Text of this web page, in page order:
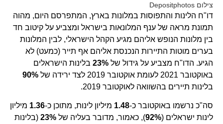
צילום Depositphotos
דו"ח הלינות והתפוסות במלונות בארץ, המתפרסם היום, מהוה
תמונת מראה של ענף המלונאות בישראל ומצביע על קיטוב חד
בין מלונות הנופש אליהם מגיע הקהל הישראלי, לבין המלונות
בערים מוטות התיירות הנכנסת אליהם אף תייר (כמעט) לא
הגיע. הדו"ח מצביע על גידול של 23% בלינות הישראלים
באוקטובר 2021 לעומת אוקטובר 2019 לצד ירידה של
90%
בלינות תיירים בהשוואה לאוקטובר 2019.
סה"כ נרשמו באוקטובר כ-1.48 מיליון לינות, מתוכן כ-1.36 מיליון
לינות ישראלים (92%), כאמור, מדובר בעליה של 23% (בלינות